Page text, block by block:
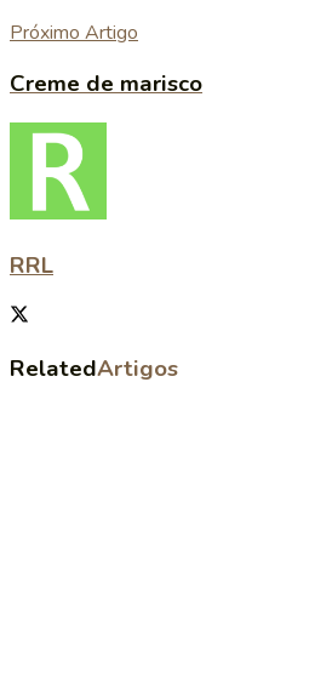
Próximo Artigo
Creme de marisco
RRL
RelatedArtigos